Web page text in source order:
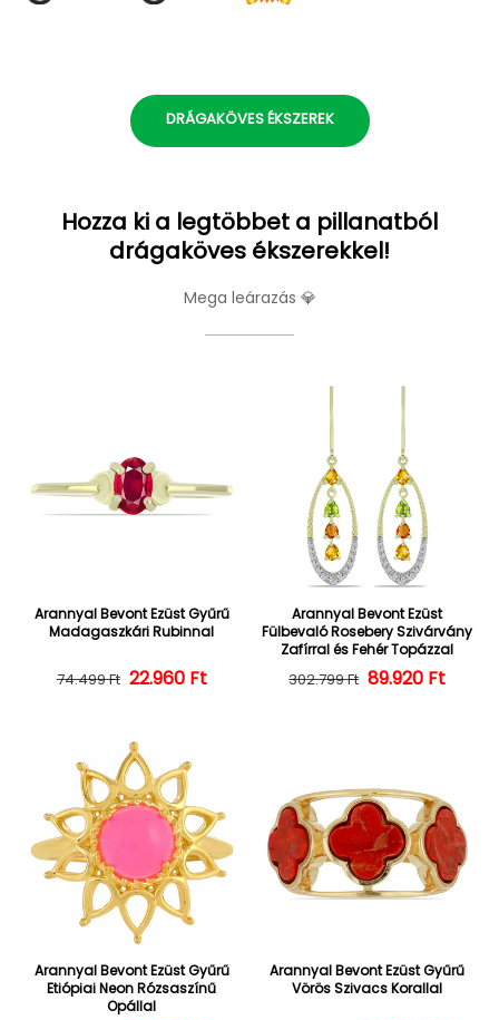
DRÁGAKÖVES ÉKSZEREK
Hozza ki a legtöbbet a pillanatból
drágaköves ékszerekkel!
Mega leárazás 💎
Arannyal Bevont Ezüst Gyűrű
Madagaszkári Rubinnal
Normál ár
74.499 Ft Kedvezményes ár
22.960 Ft
Arannyal Bevont Ezüst
Fülbevaló Rosebery Szivárvány
Zafírral és Fehér Topázzal
Normál ár
302.799 Ft 89.920 Ft
Arannyal Bevont Ezüst Gyűrű
Etiópiai Neon Rózsaszínű
Opállal
Arannyal Bevont Ezüst Gyűrű
Vörös Szivacs Korallal